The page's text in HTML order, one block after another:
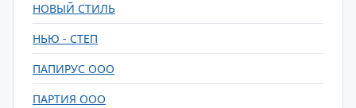
НОВЫЙ СТИЛЬ
НЬЮ - СТЕП
ПАПИРУС ООО
ПАРТИЯ ООО